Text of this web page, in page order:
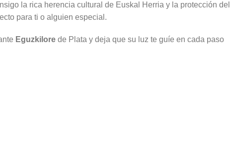
la rica herencia cultural de Euskal Herria y la protección
para ti o alguien especial.
Eguzkilore de Plata y deja que su luz te guíe en cada paso